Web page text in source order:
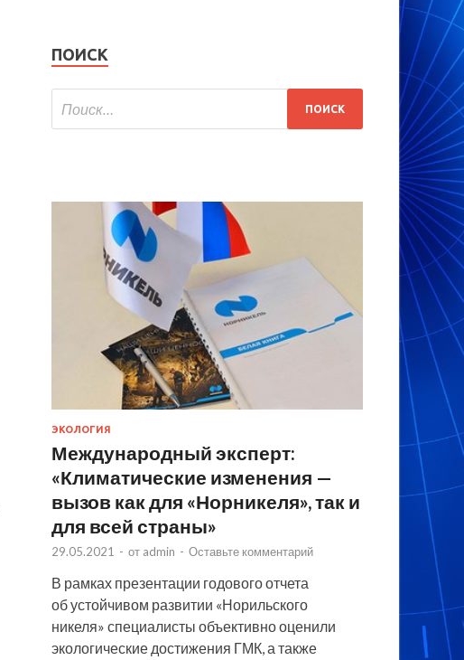
ПОИСК
ЭКОЛОГИЯ
Международный эксперт:
«Климатические изменения —
вызов как для «Норникеля», так и
для всей страны»
29.05.2021 - от admin - Оставьте комментарий
В рамках презентации годового отчета
об устойчивом развитии «Норильского
никеля» специалисты объективно оценили
экологические достижения ГМК, а также